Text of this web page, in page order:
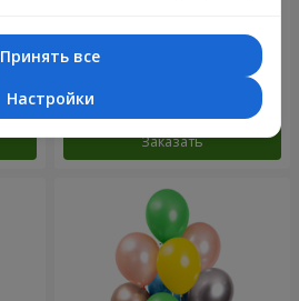
Фонтан шаров "Небо"
Заказать
Принять все
Настройки